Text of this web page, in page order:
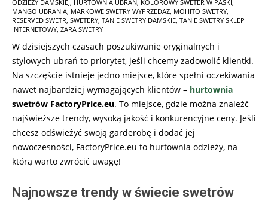
ODZIEŻY DAMSKIEJ HURTOWNIA UBRAŃ KOLOROWY SWETER W PASKI
MANGO UBRANIA MARKOWE SWETRY WYPRZEDAŻ MOHITO SWETRY
RESERVED SWETR SWETERY TANIE SWETRY DAMSKIE TANIE SWETRY SKLEP
INTERNETOWY ZARA SWETRY
W dzisiejszych czasach poszukiwanie oryginalnych i
stylowych ubrań to priorytet, jeśli chcemy zadowolić klientki.
Na szczęście istnieje jedno miejsce, które spełni oczekiwania
nawet najbardziej wymagających klientów – hurtownia
swetrów FactoryPrice.eu. To miejsce, gdzie można znaleźć
najświeższe trendy, wysoką jakość i konkurencyjne ceny. Jeśli
chcesz odświeżyć swoją garderobę i dodać jej
nowoczesności, FactoryPrice.eu to hurtownia odzieży, na
którą warto zwrócić uwagę!
Najnowsze trendy w świecie swetrów